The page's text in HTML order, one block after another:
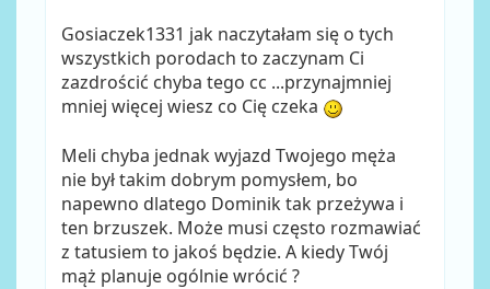
Gosiaczek1331 jak naczytałam się o tych
wszystkich porodach to zaczynam Ci
zazdrościć chyba tego cc ...przynajmniej
mniej więcej wiesz co Cię czeka
Meli chyba jednak wyjazd Twojego męża
nie był takim dobrym pomysłem, bo
napewno dlatego Dominik tak przeżywa i
ten brzuszek. Może musi często rozmawiać
z tatusiem to jakoś będzie. A kiedy Twój
mąż planuje ogólnie wrócić ?